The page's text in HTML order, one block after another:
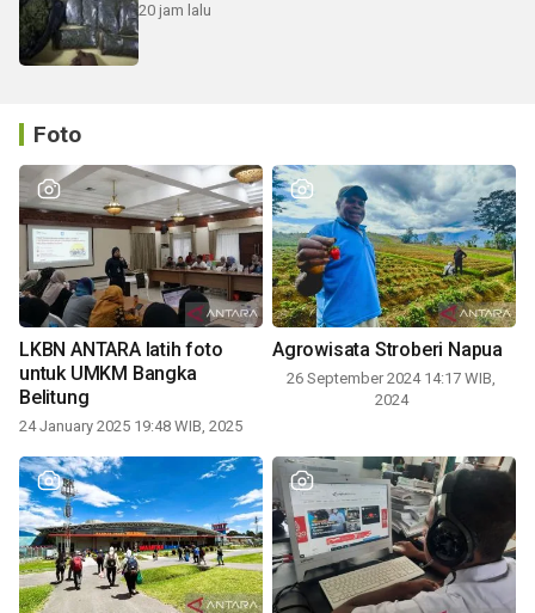
20 jam lalu
Foto
LKBN ANTARA latih foto
untuk UMKM Bangka
Belitung
24 January 2025 19:48 WIB, 2025
Agrowisata Stroberi Napua
26 September 2024 14:17 WIB,
2024